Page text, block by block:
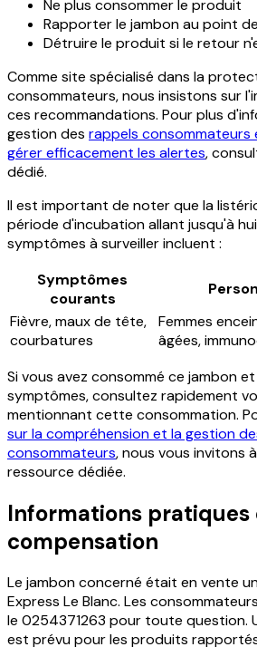
Ne plus consommer le produit
Rapporter le jambon au point
Détruire le produit si le retour
Comme site spécialisé dans la
consommateurs, nous insistons sur
ces recommandations. Pour plus
gestion des rappels consommateurs
gérer efficacement les alertes,
dédié.
Il est important de noter que la
période d'incubation allant jusqu'à
symptômes à surveiller incluent :
Symptômes
courants
Fièvre, maux de tête,
courbatures
Femmes
âgées,
Si vous avez consommé ce jambon
symptômes, consultez rapidement
mentionnant cette consommation.
sur la compréhension et la gestion
consommateurs, nous vous invitons
ressource dédiée.
Informations pratiques
compensation
Le jambon concerné était en vente
Express Le Blanc. Les
le 0254371263 pour toute question.
est prévu pour les produits